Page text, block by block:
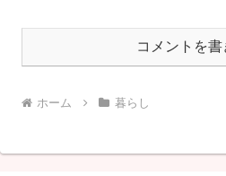
コメントを書
ホーム 暮らし